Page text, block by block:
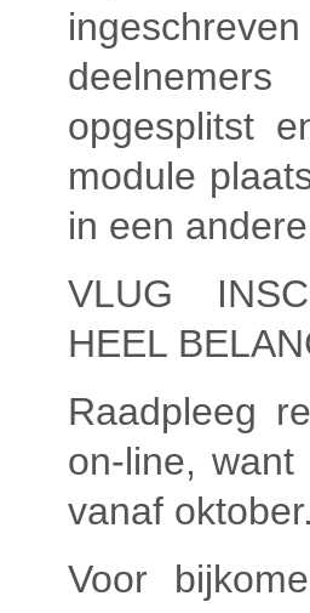
opgesplitst
module
in een
VLUG
HEEL
Raadpleeg
on-line,
vanaf
Voor